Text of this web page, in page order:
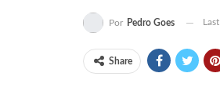
Por Pedro Goes
Share